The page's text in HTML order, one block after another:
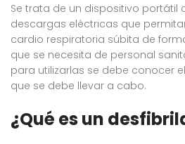
Se trata de un dispositivo portátil
descargas eléctricas que
cardio respiratoria súbita de
que se necesita de personal
para utilizarlas se debe conocer
que se debe llevar a cabo.
¿Qué es un